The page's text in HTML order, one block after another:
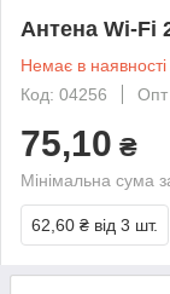
Антена Wi-Fi
Немає в наявності
Код: 04256
Опт
75,10 ₴
Мінімальна сума
62,60 ₴ від 3 шт.